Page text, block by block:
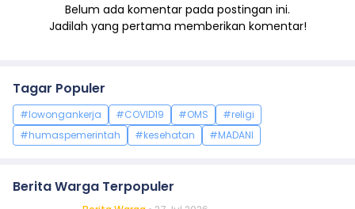
Belum ada komentar pada postingan ini.
Jadilah yang pertama memberikan komentar!
Tagar Populer
#lowongankerja #COVID19 #OMS
#religi
#humaspemerintah
#kesehatan #MADANI
Berita Warga Terpopuler